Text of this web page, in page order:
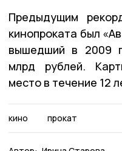
Предыдущим
кинопроката был
вышедший в 2009
млрд рублей.
место в течение 12
кино прокат